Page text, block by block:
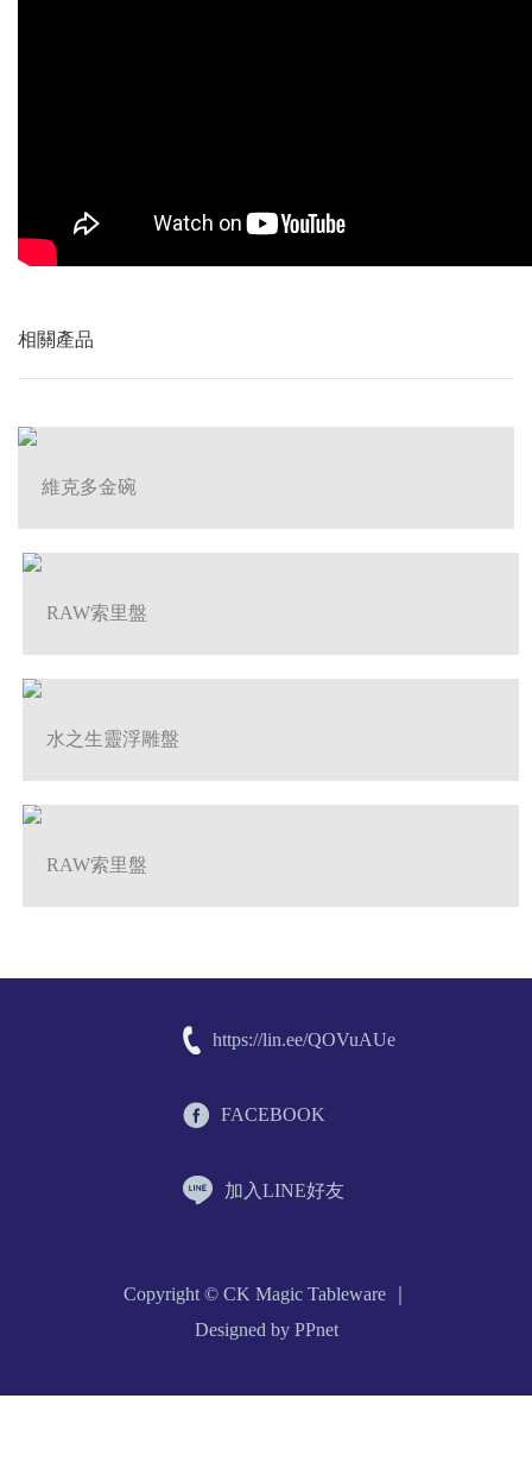
相關產品
維克多金碗
RAW索里盤
水之生靈浮雕盤
RAW索里盤
https://lin.ee/QOVuAUe
FACEBOOK
加入LINE好友
Copyright © CK Magic Tableware ｜
Designed by PPnet